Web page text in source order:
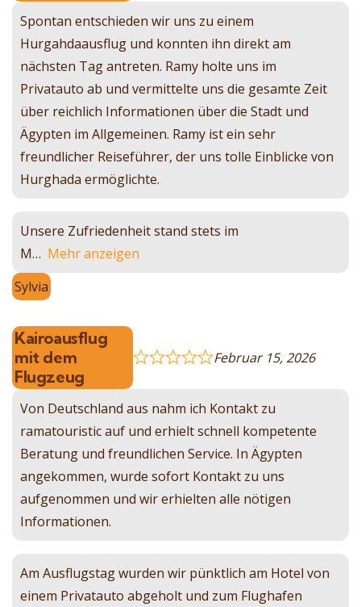
Spontan entschieden wir uns zu einem
Hurgahdaausflug und konnten ihn direkt am
nächsten Tag antreten. Ramy holte uns im
Privatauto ab und vermittelte uns die gesamte Zeit
über reichlich Informationen über die Stadt und
Ägypten im Allgemeinen. Ramy ist ein sehr
freundlicher Reiseführer, der uns tolle Einblicke von
Hurghada ermöglichte.
Unsere Zufriedenheit stand stets im
M
Mehr anzeigen
Sylvia
Kairoausflug
mit dem
Flugzeug
Februar 15, 2026
Von Deutschland aus nahm ich Kontakt zu
ramatouristic auf und erhielt schnell kompetente
Beratung und freundlichen Service. In Ägypten
angekommen, wurde sofort Kontakt zu uns
aufgenommen und wir erhielten alle nötigen
Informationen.
Am Ausflugstag wurden wir pünktlich am Hotel von
einem Privatauto abgeholt und zum Flughafen